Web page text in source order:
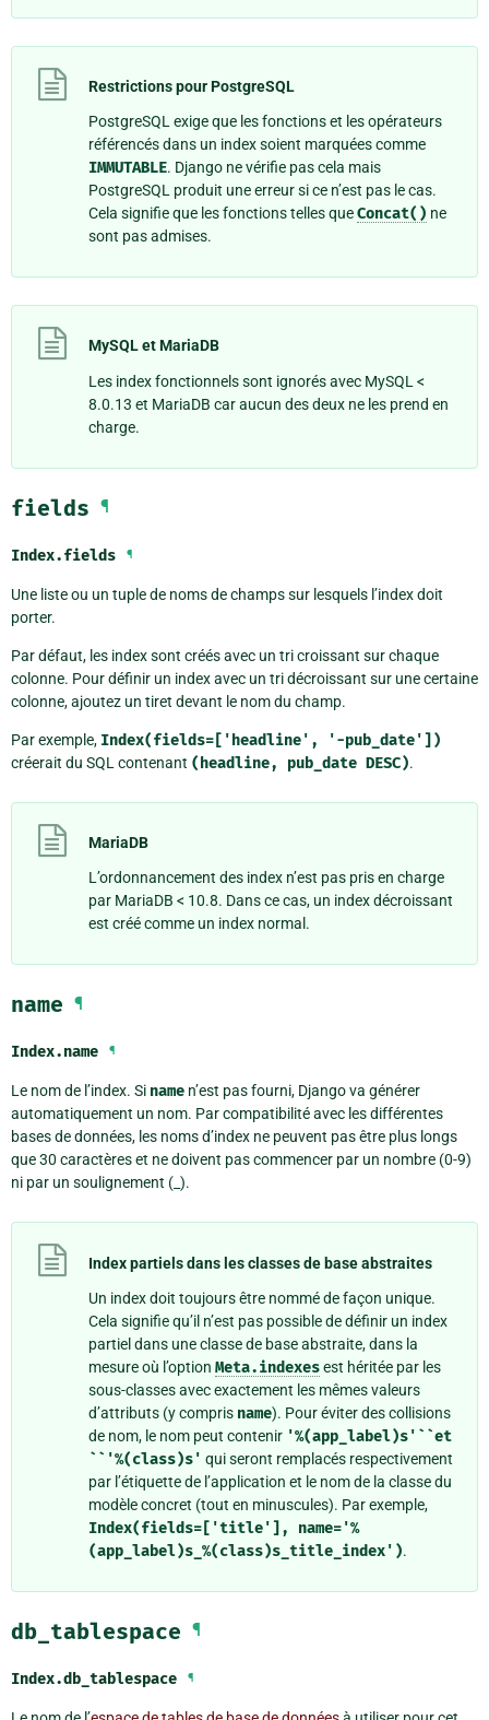
Restrictions pour PostgreSQL
PostgreSQL exige que les fonctions et les opérateurs
référencés dans un index soient marquées comme
IMMUTABLE. Django ne vérifie pas cela mais
PostgreSQL produit une erreur si ce n’est pas le cas.
Cela signifie que les fonctions telles queConcat() ne
sont pas admises.
MySQL et MariaDB
Les index fonctionnels sont ignorés avec MySQL <
8.0.13 et MariaDB car aucun des deux ne les prend en
charge.
fields ¶
Index.fields ¶
Une liste ou un tuple de noms de champs sur lesquels l’index doit
porter.
Par défaut, les index sont créés avec un tri croissant sur chaque
colonne. Pour définir un index avec un tri décroissant sur une certaine
colonne, ajoutez un tiret devant le nom du champ.
Par exemple, Index(fields=['headline', '-pub_date'])
créerait du SQL contenant (headline, pub_date DESC).
MariaDB
L’ordonnancement des index n’est pas pris en charge
par MariaDB < 10.8. Dans ce cas, un index décroissant
est créé comme un index normal.
name ¶
Index.name ¶
Le nom de l’index. Si name n’est pas fourni, Django va générer
automatiquement un nom. Par compatibilité avec les différentes
bases de données, les noms d’index ne peuvent pas être plus longs
que 30 caractères et ne doivent pas commencer par un nombre (0-9)
ni par un soulignement (_).
Index partiels dans les classes de base abstraites
Un index doit toujours être nommé de façon unique.
Cela signifie qu’il n’est pas possible de définir un index
partiel dans une classe de base abstraite, dans la
mesure où l’option Meta.indexesest héritée par les
sous-classes avec exactement les mêmes valeurs
d’attributs (y compris name). Pour éviter des collisions
de nom, le nom peut contenir '%(app_label)s'``et
``'%(class)s' qui seront remplacés respectivement
par l’étiquette de l’application et le nom de la classe du
modèle concret (tout en minuscules). Par exemple,
Index(fields=['title'],
name='%
(app_label)s_%(class)s_title_index').
db_tablespace ¶
Index.db_tablespace ¶